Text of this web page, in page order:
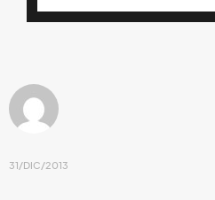
31/DIC/2013